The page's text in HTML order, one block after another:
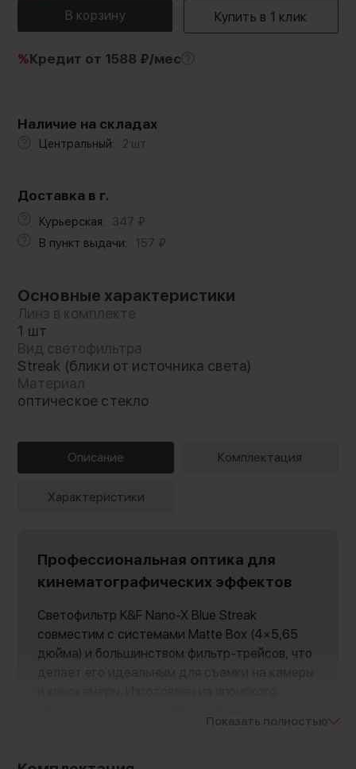
%Кредит от 1588 ₽/мес
Наличие на складах
Центральный: 2 шт.
Доставка в г.
Курьерская: 347 ₽
В пункт выдачи:
157 ₽
Основные характеристики
Линз в комплекте
1 шт
Вид светофильтра
Streak (блики от источника света)
Материал
оптическое стекло
Описание Комплектация
Характеристики
Профессиональная оптика для
кинематографических эффектов
Светофильтр K&F Nano-X Blue Streak
совместим с системами Matte Box (4×5,65
дюйма) и большинством фильтр-трейсов, что
мультипросветлением, которое снижает
Показать полностью